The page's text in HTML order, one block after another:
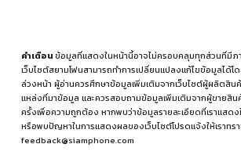
คำเตือนข้อมูลที่แสดงในหน้านี้อาจไม่ครอบคลุมทุกส่วนที่มีภ
เว็บไซต์สยามโฟนสามารถทำการเปลี่ยนแปลงแก้ไขข้อมูลได้โ
ล่วงหน้า ผู้อ่านควรศึกษาข้อมูลเพิ่มเติมจากเว็บไซต์ผู้ผลิตสินค้
แหล่งที่มาข้อมูล และควรสอบถามข้อมูลเพิ่มเติมจากผู้ขายสิ
ครั้งเพื่อความถูกต้อง หากพบว่าข้อมูลรายละเอียดที่เราแสด
หรือพบปัญหาในการแสดงผลของเว็บไซต์โปรดแจ้งให้เราทร
feedback@siamphone.com